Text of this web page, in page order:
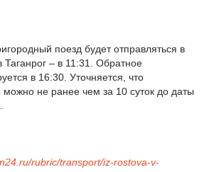
поезд будет отправляться в
Таганрог – в 11:31. Обратное
в 16:30. Уточняется, что
можно не ранее чем за 10 суток до даты
rubric/transport/iz-rostova-v-